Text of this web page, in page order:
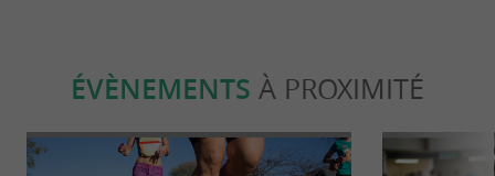
ÉVÈNEMENTS À PROXIMITÉ